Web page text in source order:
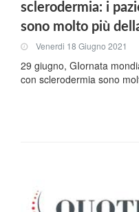
sclerodermia: i
sono molto più
Venerdi 18 Giugno 2021
29 giugno, GIornata
con sclerodermia sono